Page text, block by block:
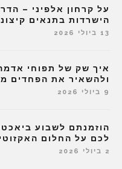
על קרחון אלפיני –
הישרדות בתנאים
13 ביולי 2026
איך שק של תפוחי
ולהשאיר את הפחדים
9 ביולי 2026
לכם על החלום האקזוטי
2 ביולי 2026